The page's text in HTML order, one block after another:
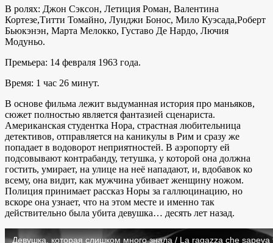
В ролях: Джон Сэксон, Летиция Роман, Валентина
Кортезе,Титти Томайно, Луиджи Бонос, Мило Куэсада,Роберт
Бьюкэнэн, Марта Мелокко, Густаво Де Нардо, Лючия
Модуньо.
Премьера: 14 февраля 1963 года.
Время: 1 час 26 минут.
В основе фильма лежит выдуманная история про маньяков,
сюжет полностью является фантазией сценариста.
Американская студентка Нора, страстная любительница
детективов, отправляется на каникулы в Рим и сразу же
попадает в водоворот неприятностей. В аэропорту ей
подсовывают контрабанду, тетушка, у которой она должна
гостить, умирает, на улице на неё нападают, и, вдобавок ко
всему, она видит, как мужчина убивает женщину ножом.
Полиция принимает рассказ Норы за галлюцинацию, но
вскоре она узнает, что на этом месте и именно так
действительно была убита девушка… десять лет назад.